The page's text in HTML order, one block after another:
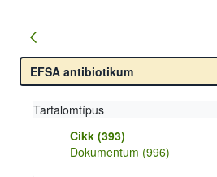
Tartalomtípus
Cikk (393)
Dokumentum (996)